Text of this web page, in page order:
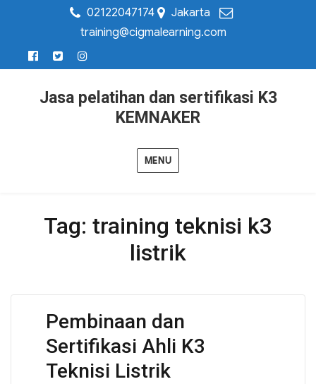
02122047174
Jakarta
training@cigmalearning.com
Jasa pelatihan dan sertifikasi K3
KEMNAKER
MENU
Tag: training teknisi k3
listrik
Pembinaan dan
Sertifikasi Ahli K3
Teknisi Listrik